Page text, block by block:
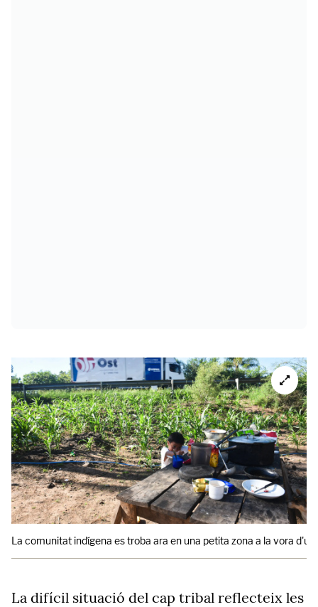
La comunitat indígena es troba ara en una petita zona a la vora
La difícil situació del cap tribal reflecteix les